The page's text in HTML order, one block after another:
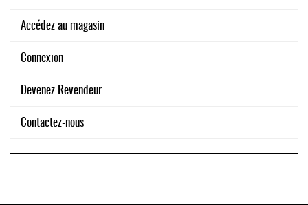
Accédez au magasin
Connexion
Devenez Revendeur
Contactez-nous